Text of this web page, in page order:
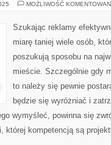
MOŻLIWOŚĆ
Szukając reklamy
miarę taniej wiele osób,
poszukują sposobu na
mieście. Szczególnie gdy
to należy się pewnie
będzie się wyróżniać i
wymyśleć, powinna się
której kompetencją są